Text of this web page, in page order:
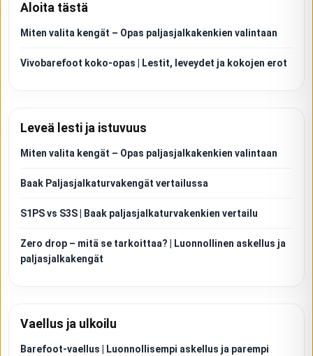
Aloita tästä
Miten valita kengät – Opas paljasjalkakenkien valintaan
Vivobarefoot koko-opas | Lestit, leveydet ja kokojen erot
Leveä lesti ja istuvuus
Miten valita kengät – Opas paljasjalkakenkien valintaan
Baak Paljasjalkaturvakengät vertailussa
S1PS vs S3S | Baak paljasjalkaturvakenkien vertailu
Zero drop – mitä se tarkoittaa? | Luonnollinen askellus ja
paljasjalkakengät
Vaellus ja ulkoilu
Barefoot-vaellus | Luonnollisempi askellus ja parempi